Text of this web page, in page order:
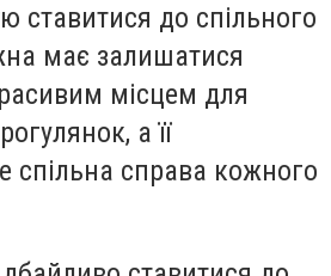
ставитися до спільного
має залишатися
місцем для
а її
спільна справа кожного